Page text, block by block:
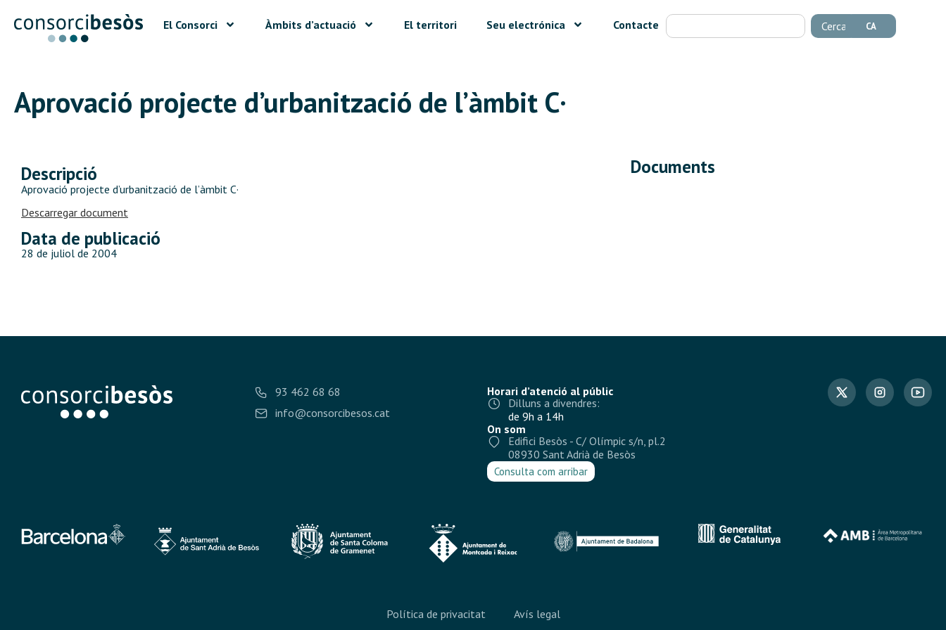
El Consorci Àmbits d’actuació El territori Seu electrónica Contacte Cerca CA
Aprovació projecte d’urbanització de l’àmbit C·
Descripció
Aprovació projecte d’urbanització de l’àmbit C·
Descarregar document
Data de publicació
28 de juliol de 2004
Documents
93 462 68 68
info@consorcibesos.cat
Horari d’atenció al públic
Dilluns a divendres:
de 9h a 14h
On som
Edifici Besòs - C/ Olímpic s/n, pl.2
08930 Sant Adrià de Besòs
Consulta com arribar
Política de privacitat Avís legal